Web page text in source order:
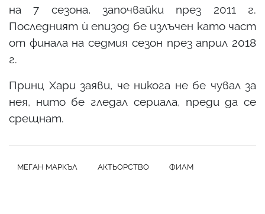
на 7 сезона, започвайки през 2011 г.
Последният ѝ епизод бе излъчен като част
от финала на седмия сезон през април 2018
г.
Принц Хари заяви, че никога не бе чувал за
нея, нито бе гледал сериала, преди да се
срещнат.
МЕГАН МАРКЪЛ АКТЬОРСТВО ФИЛМ